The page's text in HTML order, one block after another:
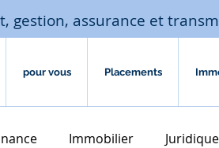
gestion, assurance et
pour vous Placements
Immobilier Juridique